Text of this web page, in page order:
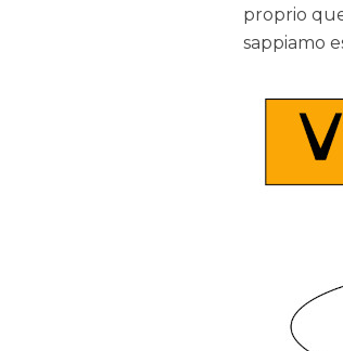
proprio
sappiamo